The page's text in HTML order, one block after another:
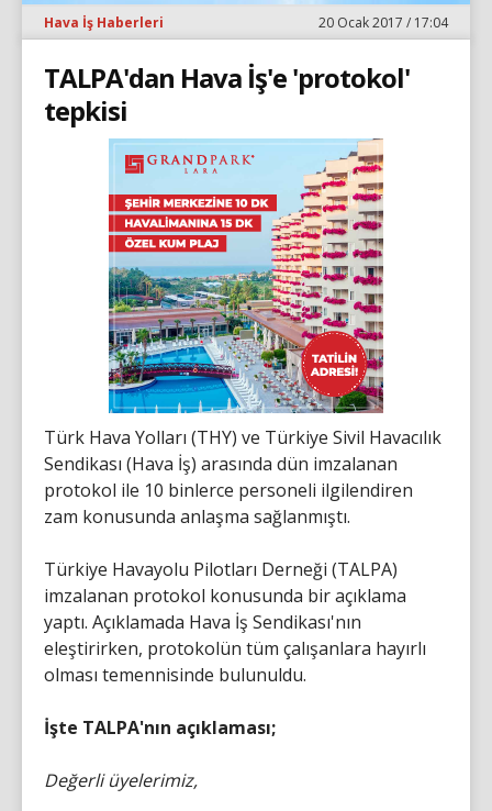
Hava İş Haberleri 20 Ocak 2017 / 17:04
TALPA'dan Hava İş'e 'protokol'
tepkisi
Türk Hava Yolları (THY) ve Türkiye Sivil Havacılık
Sendikası (Hava İş) arasında dün imzalanan
protokol ile 10 binlerce personeli ilgilendiren
zam konusunda anlaşma sağlanmıştı.
Türkiye Havayolu Pilotları Derneği (TALPA)
imzalanan protokol konusunda bir açıklama
yaptı. Açıklamada Hava İş Sendikası'nın
eleştirirken, protokolün tüm çalışanlara hayırlı
olması temennisinde bulunuldu.
İşte TALPA'nın açıklaması;
Değerli üyelerimiz,